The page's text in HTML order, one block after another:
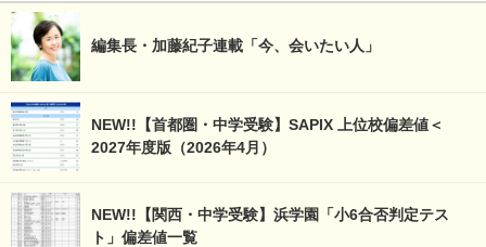
編集長・加藤紀子連載「今、会いたい人」
NEW!!【首都圏・中学受験】SAPIX 上位校偏差値＜
2027年度版（2026年4月）
NEW!!【関西・中学受験】浜学園「小6合否判定テス
ト」偏差値一覧